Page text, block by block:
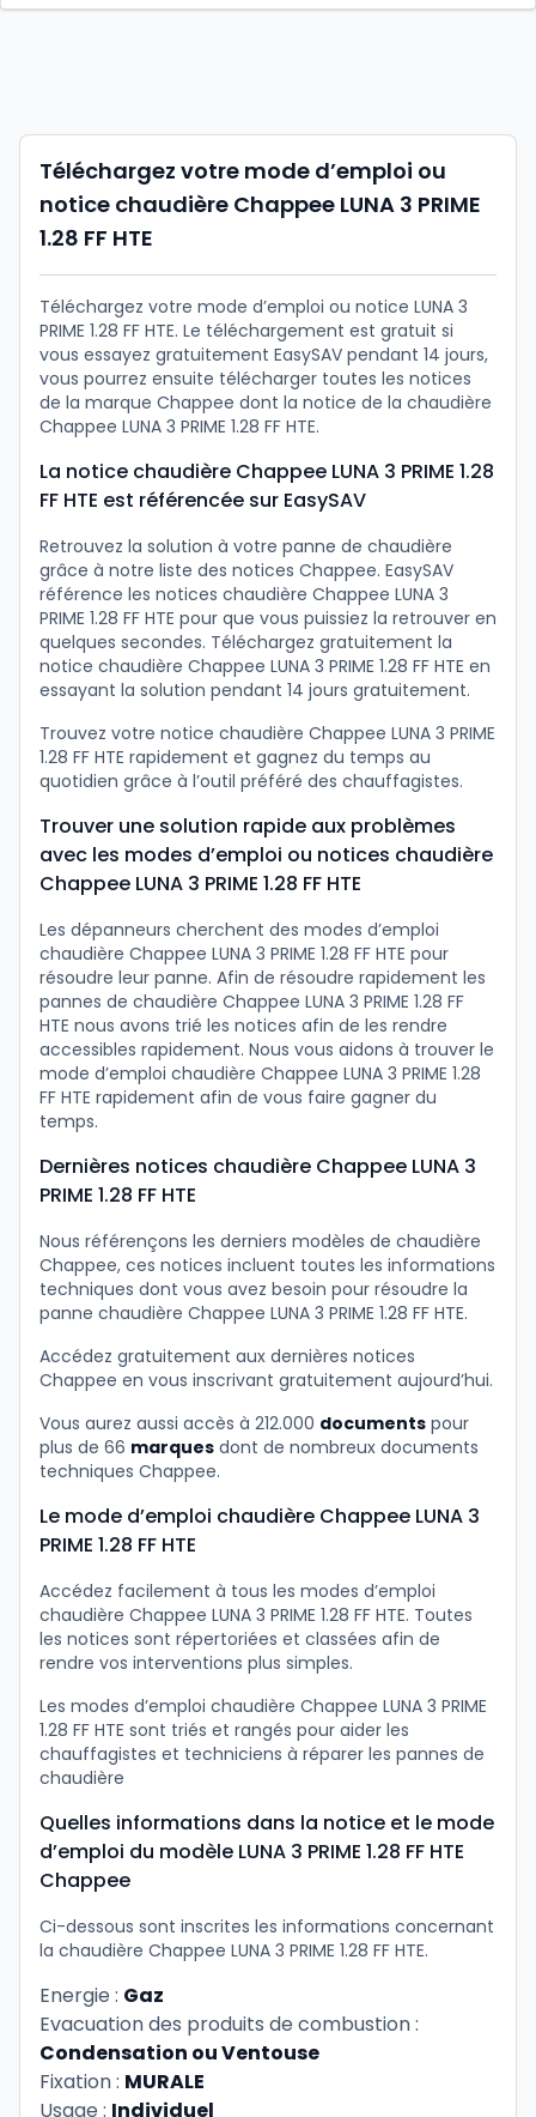
Téléchargez votre mode d’emploi ou
notice chaudière Chappee LUNA 3 PRIME
1.28 FF HTE
Téléchargez votre mode d’emploi ou notice LUNA 3
PRIME 1.28 FF HTE. Le téléchargement est gratuit si
vous essayez gratuitement EasySAV pendant 14 jours,
vous pourrez ensuite télécharger toutes les notices
de la marque Chappee dont la notice de la chaudière
Chappee LUNA 3 PRIME 1.28 FF HTE.
La notice chaudière Chappee LUNA 3 PRIME 1.28
FF HTE est référencée sur EasySAV
Retrouvez la solution à votre panne de chaudière
grâce à notre liste des notices Chappee. EasySAV
référence les notices chaudière Chappee LUNA 3
PRIME 1.28 FF HTE pour que vous puissiez la retrouver en
quelques secondes. Téléchargez gratuitement la
notice chaudière Chappee LUNA 3 PRIME 1.28 FF HTE en
essayant la solution pendant 14 jours gratuitement.
Trouvez votre notice chaudière Chappee LUNA 3 PRIME
1.28 FF HTE rapidement et gagnez du temps au
quotidien grâce à l’outil préféré des chauffagistes.
Trouver une solution rapide aux problèmes
avec les modes d’emploi ou notices chaudière
Chappee LUNA 3 PRIME 1.28 FF HTE
Les dépanneurs cherchent des modes d’emploi
chaudière Chappee LUNA 3 PRIME 1.28 FF HTE pour
résoudre leur panne. Afin de résoudre rapidement les
pannes de chaudière Chappee LUNA 3 PRIME 1.28 FF
HTE nous avons trié les notices afin de les rendre
accessibles rapidement. Nous vous aidons à trouver le
mode d’emploi chaudière Chappee LUNA 3 PRIME 1.28
FF HTE rapidement afin de vous faire gagner du
temps.
Dernières notices chaudière Chappee LUNA 3
PRIME 1.28 FF HTE
Nous référençons les derniers modèles de chaudière
Chappee, ces notices incluent toutes les informations
techniques dont vous avez besoin pour résoudre la
panne chaudière Chappee LUNA 3 PRIME 1.28 FF HTE.
Accédez gratuitement aux dernières notices
Chappee en vous inscrivant gratuitement aujourd’hui.
Vous aurez aussi accès à 212.000 documents pour
plus de 66 marques dont de nombreux documents
techniques Chappee.
Le mode d’emploi chaudière Chappee LUNA 3
PRIME 1.28 FF HTE
Accédez facilement à tous les modes d’emploi
chaudière Chappee LUNA 3 PRIME 1.28 FF HTE. Toutes
les notices sont répertoriées et classées afin de
rendre vos interventions plus simples.
Les modes d’emploi chaudière Chappee LUNA 3 PRIME
1.28 FF HTE sont triés et rangés pour aider les
chauffagistes et techniciens à réparer les pannes de
chaudière
Quelles informations dans la notice et le mode
d’emploi du modèle LUNA 3 PRIME 1.28 FF HTE
Chappee
Ci-dessous sont inscrites les informations concernant
la chaudière Chappee LUNA 3 PRIME 1.28 FF HTE.
Energie : Gaz
Evacuation des produits de combustion :
Condensation ou Ventouse
Fixation : MURALE
Usage : Individuel